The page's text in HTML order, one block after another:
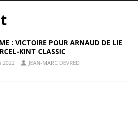
: VICTOIRE POUR ARNAUD DE LIE
KINT CLASSIC
2022 JEAN-MARC DEVRED